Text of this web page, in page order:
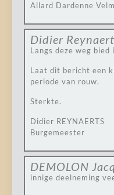
Allard Dardenne Velm
Didier
Langs deze weg bied
Laat dit bericht een
periode van rouw.
Sterkte.
Didier REYNAERTS
Burgemeester
DEMOLON
innige deelneming